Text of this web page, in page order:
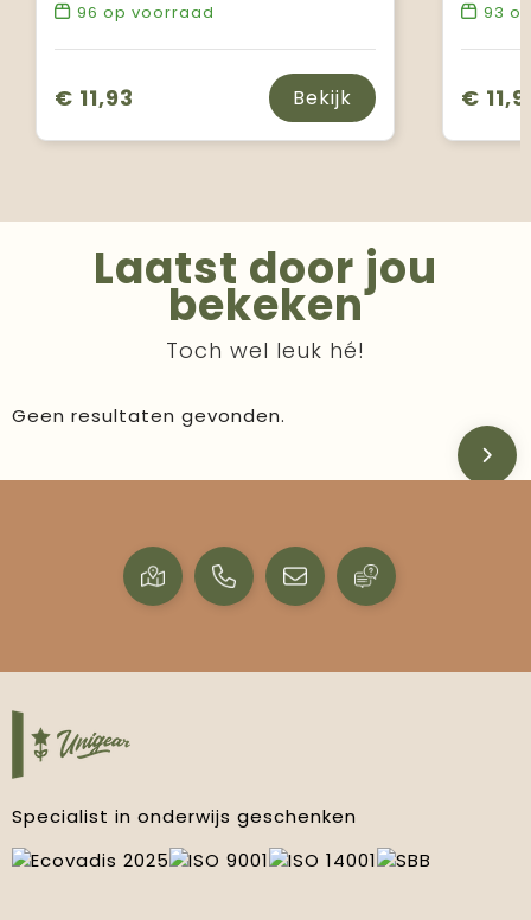
96 op voorraad
€ 11,93 Bekijk
93
€
Laatst door jou
bekeken
Toch wel leuk hé!
Geen resultaten gevonden.
Specialist in onderwijs geschenken